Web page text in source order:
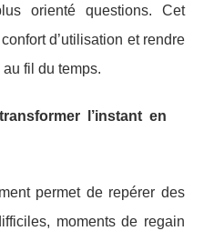
orienté questions. Cet
d’utilisation et rendre
fil du temps.
l’instant en
permet de repérer des
moments de regain